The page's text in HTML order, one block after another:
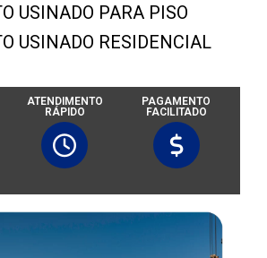
USINADO PARA PISO
USINADO RESIDENCIAL
ATENDIMENTO
RÁPIDO
PAGAMENTO
FACILITADO